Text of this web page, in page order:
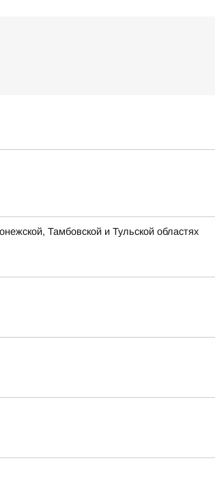
Тамбовской и Тульской областях